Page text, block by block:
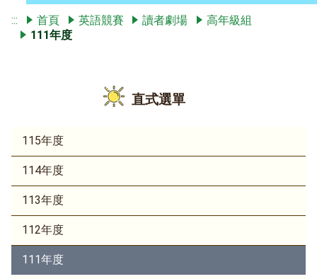
::: 首頁 英語競賽 讀者劇場
高年級組
111年度
直式選單
115年度
114年度
113年度
112年度
111年度